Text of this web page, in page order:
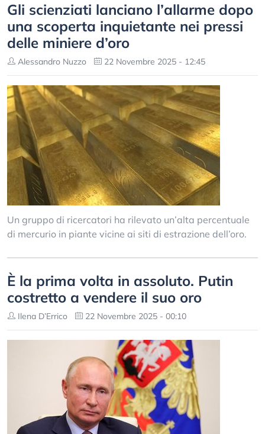
Gli scienziati lanciano l’allarme dopo
una scoperta inquietante nei pressi
delle miniere d’oro
Alessandro Nuzzo 22 Novembre 2025 - 12:45
Un gruppo di ricercatori ha rilevato un’alta percentuale
di mercurio in piante vicine ai siti di estrazione dell’oro.
È la prima volta in assoluto. Putin
costretto a vendere il suo oro
Ilena D’Errico 22 Novembre 2025 - 00:10